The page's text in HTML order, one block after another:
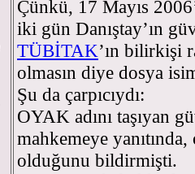
Çünkü, 17 Mayıs
iki gün Danıştay’ın
TÜBİTAK’ın bilirkişi
olmasın diye dosya
Şu da çarpıcıydı:
OYAK adını taşıyan
mahkemeye
olduğunu bildirmişti.